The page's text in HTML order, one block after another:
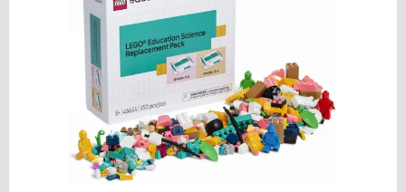
LEGO LES PLUS CHERS
DERNIERS LEGO AJOUTÉS